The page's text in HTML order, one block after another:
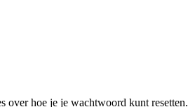
over hoe je je wachtwoord kunt resetten.